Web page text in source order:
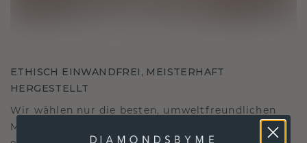
ETHISCH EINWANDFREI, MEISTERHAFT
HERGESTELLT
Wir wählen nur die besten, umweltfreundlichen
Materialien und Labor Diamanten aus. Unsere